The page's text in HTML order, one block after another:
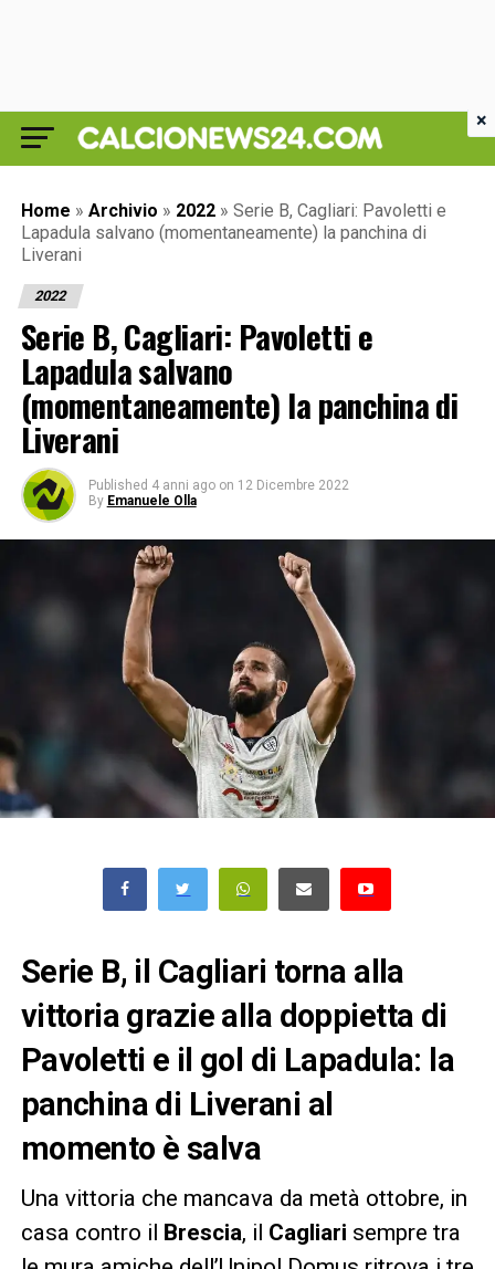
Home » Archivio » 2022 » Serie B, Cagliari: Pavoletti e
Lapadula salvano (momentaneamente) la panchina di
Liverani
2022
Serie B, Cagliari: Pavoletti e
Lapadula salvano
(momentaneamente) la panchina di
Liverani
Published 4 anni ago on 12 Dicembre 2022
By Emanuele Olla
Serie B, il Cagliari torna alla
vittoria grazie alla doppietta di
Pavoletti e il gol di Lapadula: la
panchina di Liverani al
momento è salva
Una vittoria che mancava da metà ottobre, in
casa contro il Brescia, il Cagliari sempre tra
×